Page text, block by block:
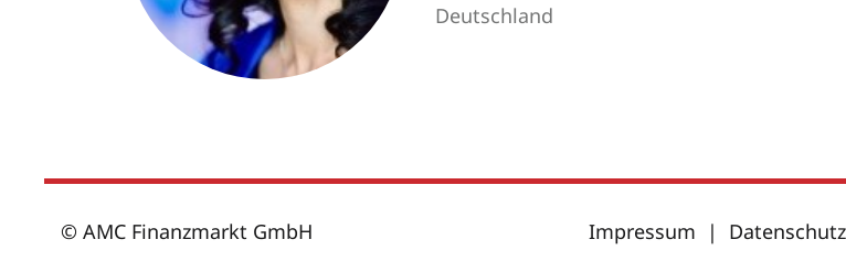
Deutschland
© AMC Finanzmarkt GmbH Impressum | Datenschutz